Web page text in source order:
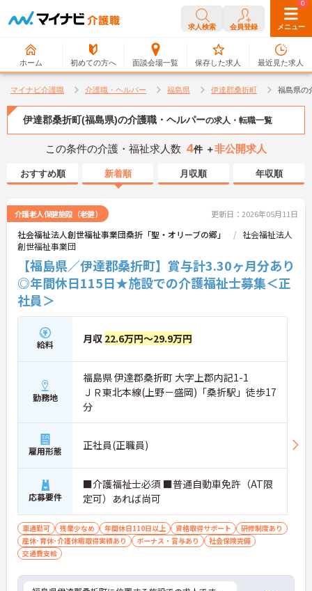
求人検索 会員登録 メニュー
ホーム 初めての方へ 面談会場一覧
0
保存した求人
0
最近見た求人
マイナビ介護職 介護職・ヘルパー 福島県 伊達郡桑折町 福島県の
伊達郡桑折町(福島県)の介護職・ヘルパーの求人・転職一覧
この条件の介護・福祉求人数 4件 ＋非公開求人
おすすめ順 新着順 月収順 年収順
介護老人保健施設（老健） 更新日：2026年05月11日
社会福祉法人創世福祉事業団桑折「聖・オリーブの郷」
社会福祉法人
創世福祉事業団
【福島県／伊達郡桑折町】賞与計3.30ヶ月分あり
◎年間休日115日★施設での介護福祉士募集＜正
社員＞
給料 月収 22.6万円～29.9万円
勤務地
福島県 伊達郡桑折町 大字上郡内記1-1
ＪＲ東北本線(上野－盛岡)「桑折駅」徒歩17
分
雇用形態 正社員(正職員)
応募要件
■介護福祉士必須 ■普通自動車免許（AT限
定可）あれば尚可
車通勤可 残業少なめ 年間休日110日以上 資格取得サポート
研修制度あり
産休･育休･介護休暇取得実績あり
ボーナス・賞与あり
社会保険完備
交通費支給